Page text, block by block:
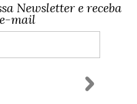
Newsletter e receba
mail